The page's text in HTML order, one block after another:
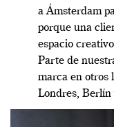
a Ámsterdam
porque una
espacio
Parte de
marca en otros
Londres,